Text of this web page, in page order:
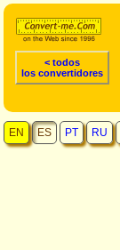
< todos
los convertidores
EN ES PT RU